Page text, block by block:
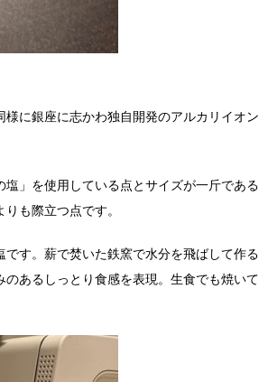
に銀座に志かわ独自開発のアルカリイオン
」を使用している点とサイズが一斤である
も際立つ点です。
です。薪で焚いた鉄窯で水分を飛ばして作る
あるしっとり食感を表現。生食でも焼いて